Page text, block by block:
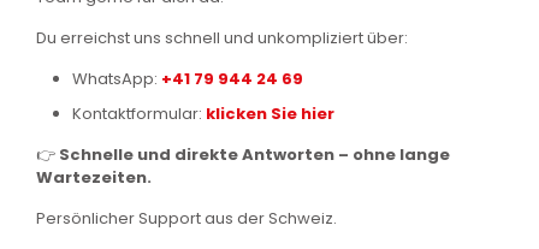
Du erreichst uns schnell und unkompliziert über:
WhatsApp: +41 79 944 24 69
Kontaktformular: klicken Sie hier
👉 Schnelle und direkte Antworten – ohne lange
Wartezeiten.
Persönlicher Support aus der Schweiz.